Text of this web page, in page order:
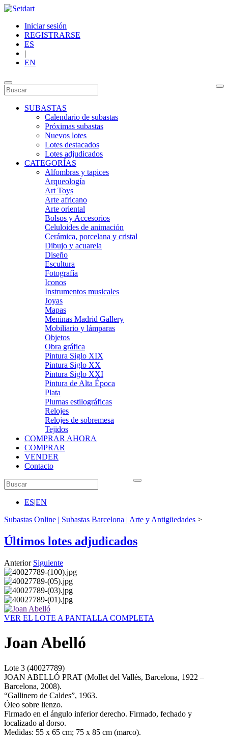
Iniciar sesión
REGISTRARSE
ES
|
EN
SUBASTAS
Calendario de subastas
Próximas subastas
Nuevos lotes
Lotes destacados
Lotes adjudicados
CATEGORÍAS
Alfombras y tapices
Arqueología
Art Toys
Arte africano
Arte oriental
Bolsos y Accesorios
Celuloides de animación
Cerámica, porcelana y cristal
Dibujo y acuarela
Diseño
Escultura
Fotografía
Iconos
Instrumentos musicales
Joyas
Mapas
Meninas Madrid Gallery
Mobiliario y lámparas
Objetos
Obra gráfica
Pintura Siglo XIX
Pintura Siglo XX
Pintura Siglo XXI
Pintura de Alta Época
Plata
Plumas estilográficas
Relojes
Relojes de sobremesa
Tejidos
COMPRAR AHORA
COMPRAR
VENDER
Contacto
ES|EN
Subastas Online | Subastas Barcelona | Arte y Antigüedades >
Últimos lotes adjudicados
Anterior Siguiente
VER EL LOTE A PANTALLA COMPLETA
Joan Abelló
Lote 3 (40027789)
JOAN ABELLÓ PRAT (Mollet del Vallés, Barcelona, 1922 –
Barcelona, 2008).
“Gallinero de Caldes”, 1963.
Óleo sobre lienzo.
Firmado en el ángulo inferior derecho. Firmado, fechado y
localizado al dorso.
Medidas: 55 x 65 cm; 75 x 85 cm (marco).